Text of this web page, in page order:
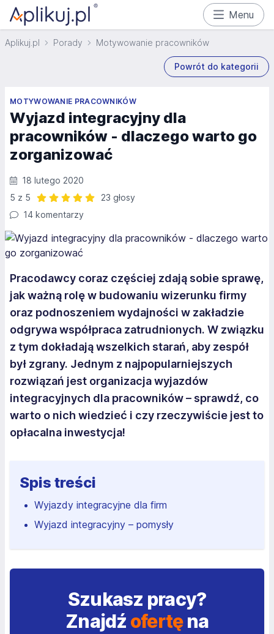
Menu
Aplikuj.pl Porady Motywowanie pracowników
Powrót do kategorii
MOTYWOWANIE PRACOWNIKÓW
Wyjazd integracyjny dla
pracowników - dlaczego warto go
zorganizować
18 lutego 2020
5 z 5
23 głosy
14 komentarzy
Pracodawcy coraz częściej zdają sobie sprawę,
jak ważną rolę w budowaniu wizerunku firmy
oraz podnoszeniem wydajności w zakładzie
odgrywa współpraca zatrudnionych. W związku
z tym dokładają wszelkich starań, aby zespół
był zgrany. Jednym z najpopularniejszych
rozwiązań jest organizacja wyjazdów
integracyjnych dla pracowników – sprawdź, co
warto o nich wiedzieć i czy rzeczywiście jest to
opłacalna inwestycja!
Spis treści
Wyjazdy integracyjne dla firm
Wyjazd integracyjny – pomysły
Szukasz pracy?
Znajdź ofertęna